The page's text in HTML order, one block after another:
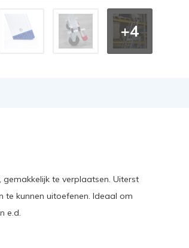
+4
te verplaatsen. Uiterst
kunnen uitoefenen. Ideaal om
e.d.